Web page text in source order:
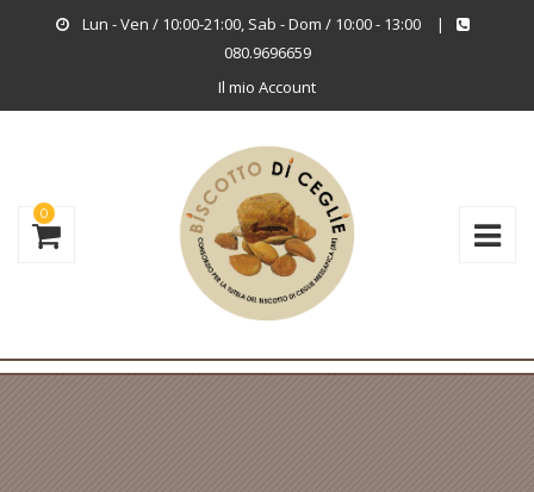
Lun - Ven / 10:00-21:00, Sab - Dom / 10:00 - 13:00
|
080.9696659
Il mio Account
0